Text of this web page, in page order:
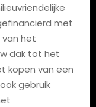
met
van het
dak tot het
kopen van een
gebruik